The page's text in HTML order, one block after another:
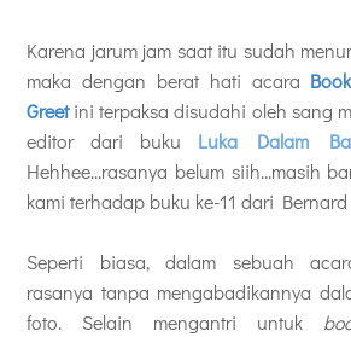
Karena jarum jam saat itu sudah
maka dengan berat hati acara
Greetini terpaksa disudahi oleh sang
editor dari buku Luka Dalam
Hehhee...rasanya belum siih...masih
kami terhadap buku ke-11 dari
Seperti biasa, dalam sebuah
rasanya tanpa mengabadikannya
foto. Selain mengantri untuk